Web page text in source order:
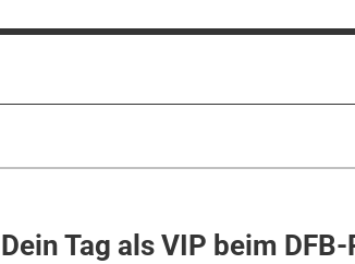
Dein Tag als VIP beim